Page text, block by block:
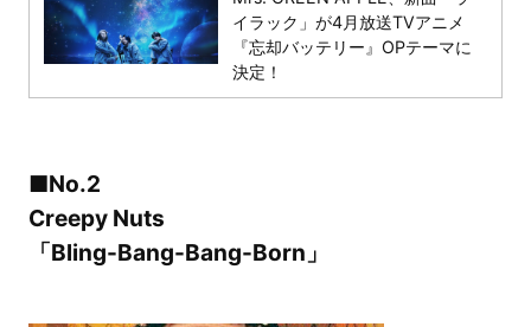
イラック」が4月放送TVアニメ
『忘却バッテリー』OPテーマに
決定！
■No.2
Creepy Nuts
「Bling-Bang-Bang-Born」